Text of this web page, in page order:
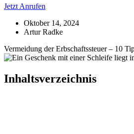
Jetzt Anrufen
Oktober 14, 2024
Artur Radke
Vermeidung der Erbschaftssteuer – 10
Inhaltsverzeichnis